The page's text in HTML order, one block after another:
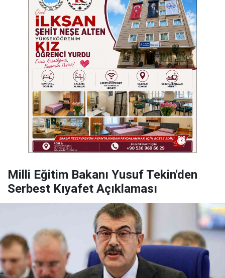
Milli Eğitim Bakanı Yusuf Tekin'den
Serbest Kıyafet Açıklaması